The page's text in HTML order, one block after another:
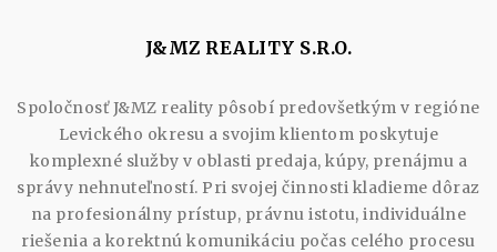
J&MZ REALITY S.R.O.
Spoločnosť J&MZ reality pôsobí predovšetkým v regióne
Levického okresu a svojim klientom poskytuje
komplexné služby v oblasti predaja, kúpy, prenájmu a
správy nehnuteľností. Pri svojej činnosti kladieme dôraz
na profesionálny prístup, právnu istotu, individuálne
riešenia a korektnú komunikáciu počas celého procesu